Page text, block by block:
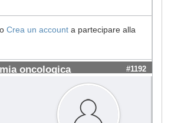
o Crea un account a partecipare alla
oncologica #1192